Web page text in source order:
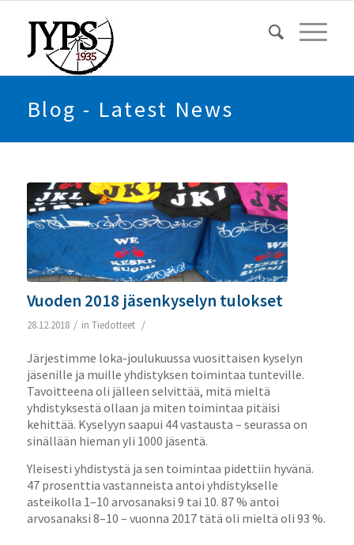
Blog - Latest News
Vuoden 2018 jäsenkyselyn tulokset
28.12.2018 / in Tiedotteet /
Järjestimme loka-joulukuussa vuosittaisen kyselyn
jäsenille ja muille yhdistyksen toimintaa tunteville.
Tavoitteena oli jälleen selvittää, mitä mieltä
yhdistyksestä ollaan ja miten toimintaa pitäisi
kehittää. Kyselyyn saapui 44 vastausta – seurassa on
sinällään hieman yli 1000 jäsentä.
Yleisesti yhdistystä ja sen toimintaa pidettiin hyvänä.
47 prosenttia vastanneista antoi yhdistykselle
asteikolla 1–10 arvosanaksi 9 tai 10. 87 % antoi
arvosanaksi 8–10 – vuonna 2017 tätä oli mieltä oli 93 %.